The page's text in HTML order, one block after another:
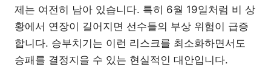
제는 여전히 남아 있습니다. 특히 6월 19일처럼 비 상
황에서 연장이 길어지면 선수들의 부상 위험이 급증
합니다. 승부치기는 이런 리스크를 최소화하면서도
승패를 결정지을 수 있는 현실적인 대안입니다.